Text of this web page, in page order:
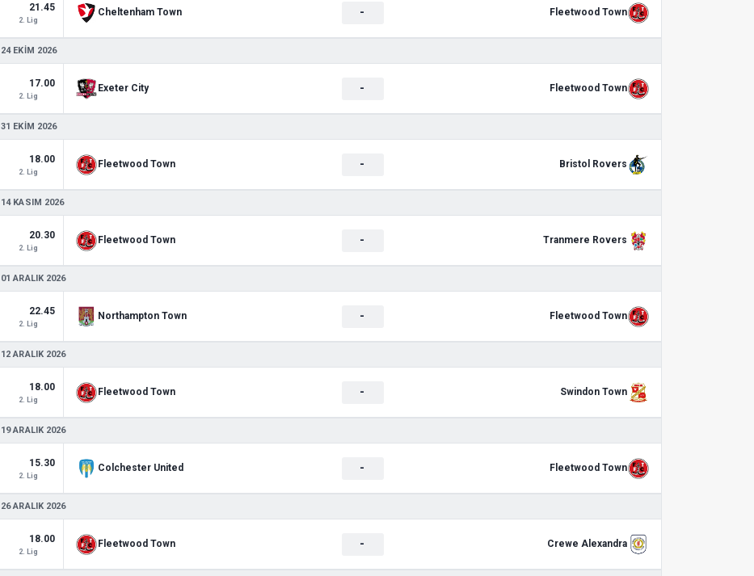
21.45
2. Lig
Cheltenham Town - Fleetwood Town
24 EKIM 2026
17.00
2. Lig
Exeter City - Fleetwood Town
31 EKIM 2026
18.00
2. Lig
Fleetwood Town - Bristol Rovers
14 KASIM 2026
20.30
2. Lig
Fleetwood Town - Tranmere Rovers
01 ARALIK 2026
22.45
2. Lig
Northampton Town - Fleetwood Town
12 ARALIK 2026
18.00
2. Lig
Fleetwood Town - Swindon Town
19 ARALIK 2026
15.30
2. Lig
Colchester United - Fleetwood Town
26 ARALIK 2026
18.00
2. Lig
Fleetwood Town - Crewe Alexandra